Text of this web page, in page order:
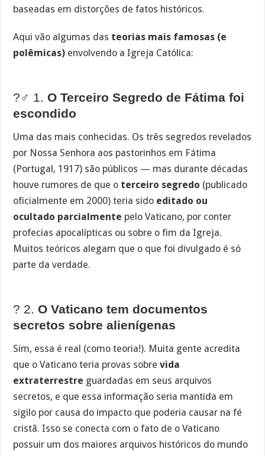
baseadas em distorções de fatos históricos.
Aqui vão algumas das teorias mais famosas (e
polêmicas) envolvendo a Igreja Católica:
?️‍♂️ 1. O Terceiro Segredo de Fátima foi
escondido
Uma das mais conhecidas. Os três segredos revelados
por Nossa Senhora aos pastorinhos em Fátima
(Portugal, 1917) são públicos — mas durante décadas
houve rumores de que o terceiro segredo (publicado
oficialmente em 2000) teria sido editado ou
ocultado parcialmente pelo Vaticano, por conter
profecias apocalípticas ou sobre o fim da Igreja.
Muitos teóricos alegam que o que foi divulgado é só
parte da verdade.
? 2. O Vaticano tem documentos
secretos sobre alienígenas
Sim, essa é real (como teoria!). Muita gente acredita
que o Vaticano teria provas sobrevida
extraterrestre guardadas em seus arquivos
secretos, e que essa informação seria mantida em
sigilo por causa do impacto que poderia causar na fé
cristã. Isso se conecta com o fato de o Vaticano
possuir um dos maiores arquivos históricos do mundo